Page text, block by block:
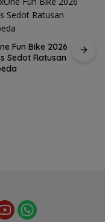
Batam Destinasi